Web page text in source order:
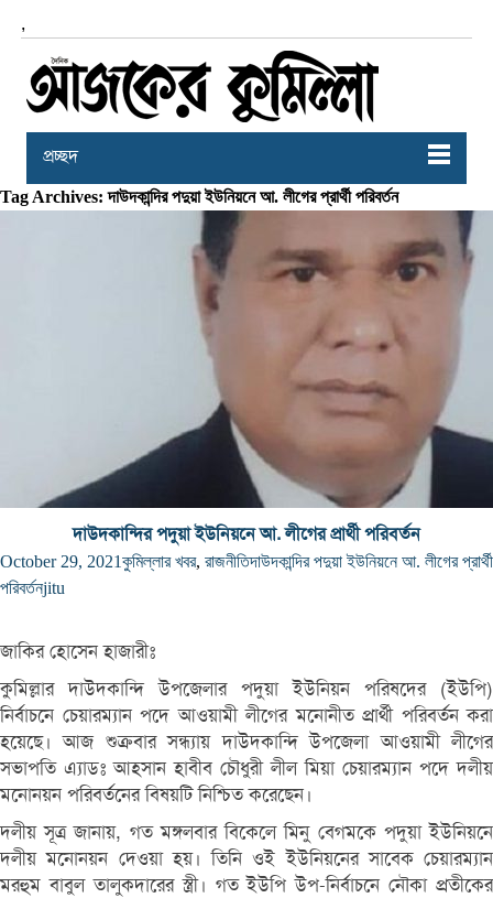
,
প্রচ্ছদ
Tag Archives: দাউদকান্দির পদুয়া ইউনিয়নে আ. লীগের প্রার্থী পরিবর্তন
দাউদকান্দির পদুয়া ইউনিয়নে আ. লীগের প্রার্থী পরিবর্তন
October 29, 2021কুমিল্লার খবর, রাজনীতিদাউদকান্দির পদুয়া ইউনিয়নে আ. লীগের প্রার্থী
পরিবর্তনjitu
জাকির হোসেন হাজারীঃ
কুমিল্লার দাউদকান্দি উপজেলার পদুয়া ইউনিয়ন পরিষদের (ইউপি)
নির্বাচনে চেয়ারম্যান পদে আওয়ামী লীগের মনোনীত প্রার্থী পরিবর্তন করা
হয়েছে। আজ শুক্রবার সন্ধ্যায় দাউদকান্দি উপজেলা আওয়ামী লীগের
সভাপতি এ্যাডঃ আহসান হাবীব চৌধুরী লীল মিয়া চেয়ারম্যান পদে দলীয়
মনোনয়ন পরিবর্তনের বিষয়টি নিশ্চিত করেছেন।
দলীয় সূত্র জানায়, গত মঙ্গলবার বিকেলে মিনু বেগমকে পদুয়া ইউনিয়নে
দলীয় মনোনয়ন দেওয়া হয়। তিনি ওই ইউনিয়নের সাবেক চেয়ারম্যান
মরহুম বাবুল তালুকদারের স্ত্রী। গত ইউপি উপ-নির্বাচনে নৌকা প্রতীকের